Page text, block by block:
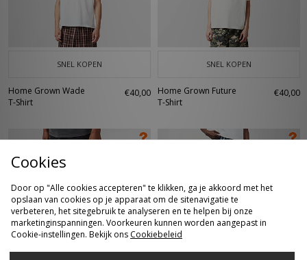
SNEL KOPEN
Home Grown Wade
T-Shirt
€40,00
SNEL KOPEN
Home Grown Future
T-Shirt
€40,00
Cookies
Door op "Alle cookies accepteren" te klikken, ga je akkoord met het
opslaan van cookies op je apparaat om de sitenavigatie te
verbeteren, het sitegebruik te analyseren en te helpen bij onze
marketinginspanningen. Voorkeuren kunnen worden aangepast in
Cookie-instellingen. Bekijk ons Cookiebeleid